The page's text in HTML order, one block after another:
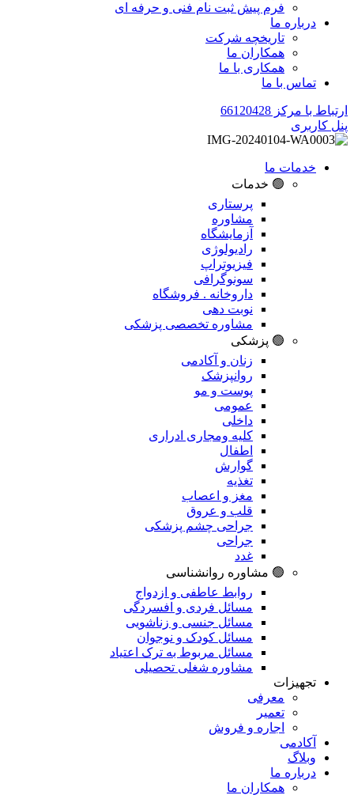
فرم پیش ثبت نام فنی و حرفه ای
درباره ما
تاریخچه شرکت
همکاران ما
همکاری با ما
تماس با ما
ارتباط با مرکز 66120428
پنل کاربری
خدمات ما
🟢 خدمات
پرستاری
مشاوره
آزمایشگاه
رادیولوژی
فیزیوتراپ
سونوگرافی
داروخانه . فروشگاه
نوبت دهی
مشاوره تخصصی پزشکی
🟢 پزشکی
زنان و آکادمی
روانپزشک
پوست و مو
عمومی
داخلی
کلیه ومجاری ادراری
اطفال
گوارش
تغذیه
مغز و اعصاب
قلب و عروق
جراحی چشم پزشکی
جراحی
غدد
🟢 مشاوره روانشناسی
روابط عاطفی و ازدواج
مسائل فردی و افسردگی
مسائل جنسی و زناشویی
مسائل کودک و نوجوان
مسائل مربوط به ترک اعتیاد
مشاوره شغلی تحصیلی
تجهیزات
معرفی
تعمیر
اجاره و فروش
آکادمی
وبلاگ
درباره ما
همکاران ما